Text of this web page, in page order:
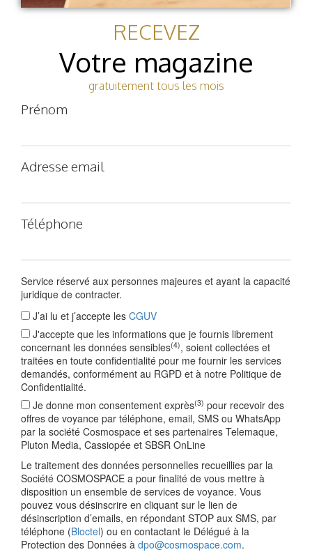
RECEVEZ
Votre magazine
gratuitement tous les mois
Prénom
Adresse email
Téléphone
Service réservé aux personnes majeures et ayant la capacité
juridique de contracter.
J’ai lu et j’accepte les CGUV
J'accepte que les informations que je fournis librement
concernant les données sensibles(4), soient collectées et
traitées en toute confidentialité pour me fournir les services
demandés, conformément au RGPD et à notre Politique de
Confidentialité.
Je donne mon consentement exprès(3) pour recevoir des
offres de voyance par téléphone, email, SMS ou WhatsApp
par la société Cosmospace et ses partenaires Telemaque,
Pluton Media, Cassiopée et SBSR OnLine
Le traitement des données personnelles recueillies par la
Société COSMOSPACE a pour finalité de vous mettre à
disposition un ensemble de services de voyance. Vous
pouvez vous désinscrire en cliquant sur le lien de
désinscription d’emails, en répondant STOP aux SMS, par
téléphone (Bloctel) ou en contactant le Délégué à la
Protection des Données à dpo@cosmospace.com.